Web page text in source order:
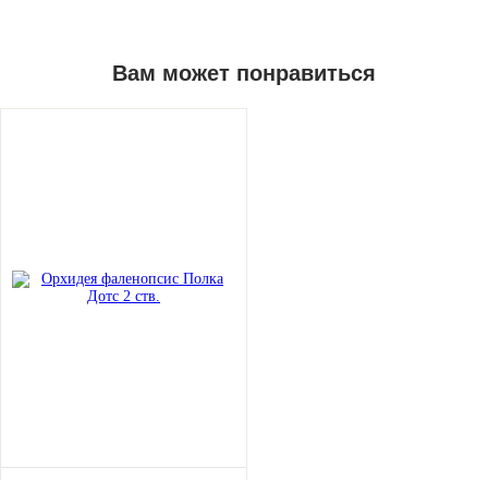
Вам может понравиться